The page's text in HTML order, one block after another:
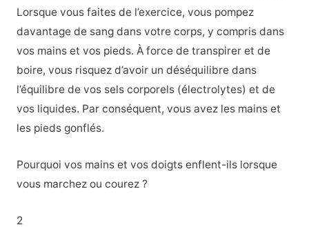
Lorsque vous faites de l’exercice, vous pompez
davantage de sang dans votre corps, y compris dans
vos mains et vos pieds. À force de transpirer et de
boire, vous risquez d’avoir un déséquilibre dans
l’équilibre de vos sels corporels (électrolytes) et de
vos liquides. Par conséquent, vous avez les mains et
les pieds gonflés.
Pourquoi vos mains et vos doigts enflent-ils lorsque
vous marchez ou courez ?
2